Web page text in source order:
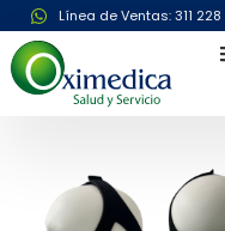
Línea de Ventas: 311 228